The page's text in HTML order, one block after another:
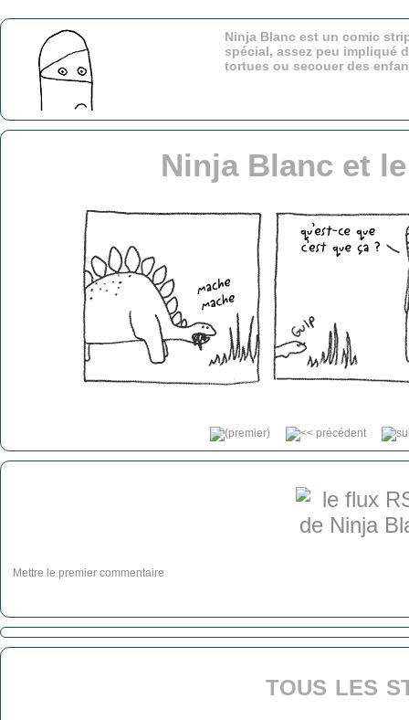
Ninja Blanc est un comic
spécial, assez peu impliqué
tortues ou secouer des
Ninja Blanc et
Mettre le premier commentaire
tous les